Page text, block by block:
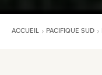
ACCUEIL PACIFIQUE SUD